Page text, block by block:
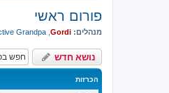
פורום ראשי
מנהלים: Gordi
Grandpa
נושא חדש
הכרזות